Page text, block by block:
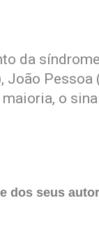
da
João Pessoa
o
dos seus